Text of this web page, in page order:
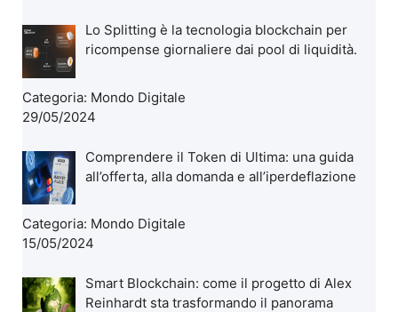
Lo Splitting è la tecnologia blockchain per
ricompense giornaliere dai pool di liquidità.
Categoria: Mondo Digitale
29/05/2024
Comprendere il Token di Ultima: una guida
all’offerta, alla domanda e all’iperdeflazione
Categoria: Mondo Digitale
15/05/2024
Smart Blockchain: come il progetto di Alex
Reinhardt sta trasformando il panorama